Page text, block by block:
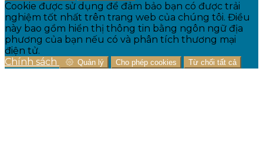
Cookie được sử dụng để đảm bảo bạn có được trải
nghiệm tốt nhất trên trang web của chúng tôi. Điều
này bao gồm hiển thị thông tin bằng ngôn ngữ địa
phương của bạn nếu có và phân tích thương mại
điện tử.
Chính sách
Quản lý Cho phép cookies Từ chối tất cả